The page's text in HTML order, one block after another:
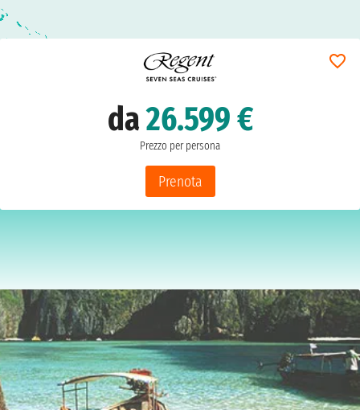
da26.599 €
Prezzo per persona
Prenota